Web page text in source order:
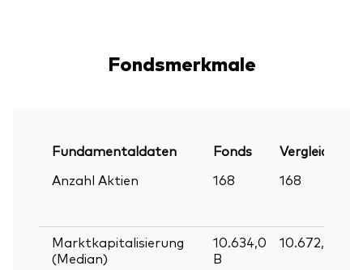
Fondsmerkmale
Fundamentaldaten Fonds
Anzahl Aktien
168 168
Marktkapitalisierung
(Median)
10.634,0
B
10.672,8